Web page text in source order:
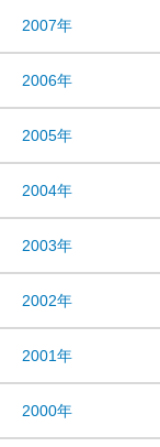
2007年
2006年
2005年
2004年
2003年
2002年
2001年
2000年